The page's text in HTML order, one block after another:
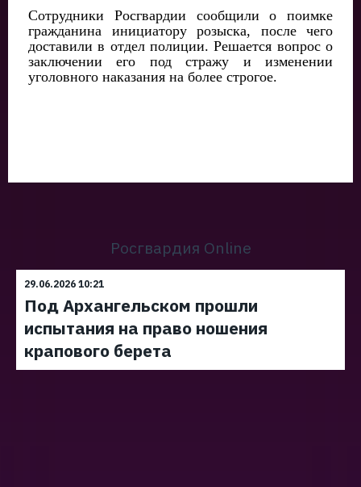
Сотрудники Росгвардии сообщили о поимке
гражданина инициатору розыска, после чего
доставили в отдел полиции. Решается вопрос о
заключении его под стражу и изменении
уголовного наказания на более строгое.
Росгвардия Online
29.06.2026 10:21
Под Архангельском прошли
испытания на право ношения
крапового берета